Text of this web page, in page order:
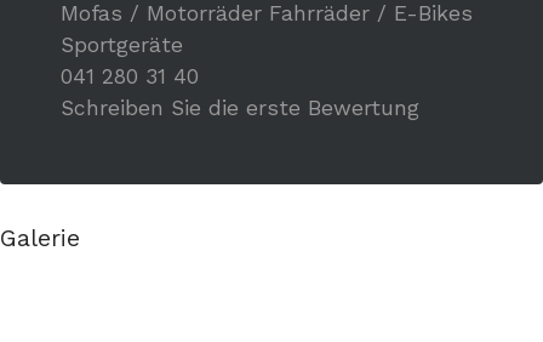
Mofas / Motorräder Fahrräder / E-Bikes
Sportgeräte
041 280 31 40
Schreiben Sie die erste Bewertung
Galerie